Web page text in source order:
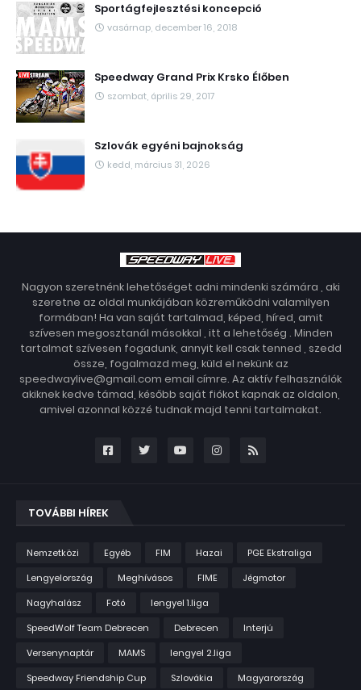
Sportágfejlesztési koncepció
vasárnap, december 16, 2018
Speedway Grand Prix Krsko Élőben
szombat, április 29, 2017
Szlovák egyéni bajnokság
kedd, március 31, 2026
Nagyon szeretnénk lehetőséget adni mindenki számára , aki
szeretne az oldal munkájában közreműködni valamilyen
formában! Ha van saját tartalmad, képed, híred, amit
szívesen megosztanál másokkal , itt a lehetőség . Minden
tartalmat szívesen fogadunk, annyit kell csak tenned , szedd
össze, fogalmazd meg, küld el nekünk az
speedwaylive@gmail.com email címre. Az aktív felhasználók
akiknek kedve támad, később saját fiókot kapnak az oldalon,
amivel azonnal közzé tudnak majd tenni tartalmakat.
TOVÁBBI HÍREK
Nemzetközi Egyéb FIM Hazai
PGE Ekstraliga
Lengyelország
Meghívásos FIME
Jégmotor
Nagyhalász
Fotó
lengyel 1.liga
SpeedWolf Team Debrecen
Debrecen
Interjú
Versenynaptár
MAMS
lengyel 2.liga
Speedway Friendship Cup
Szlovákia
Magyarország